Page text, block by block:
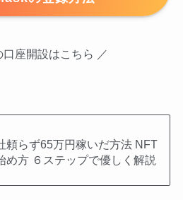
口座開設はこちら ／
頼らず65万円稼いだ方法 NFT
め方 ６ステップで優しく解説